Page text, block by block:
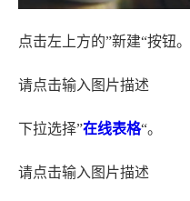
点击左上方的”新建“按钮。
请点击输入图片描述
下拉选择”在线表格“。
请点击输入图片描述